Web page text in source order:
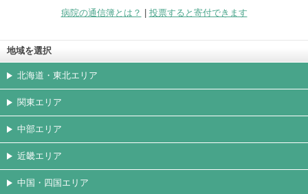
病院の通信簿とは？
投票すると寄付できます
地域を選択
北海道・東北エリア
関東エリア
中部エリア
近畿エリア
中国・四国エリア